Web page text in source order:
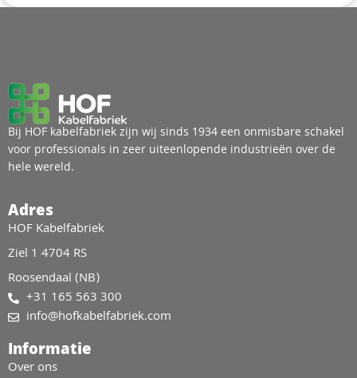
Bij HOF kabelfabriek zijn wij sinds 1934 een onmisbare schakel
voor professionals in zeer uiteenlopende industrieën over de
hele wereld.
Adres
HOF Kabelfabriek
Ziel 1 4704 RS
Roosendaal (NB)
+31 165 563 300
info@hofkabelfabriek.com
Informatie
Over ons